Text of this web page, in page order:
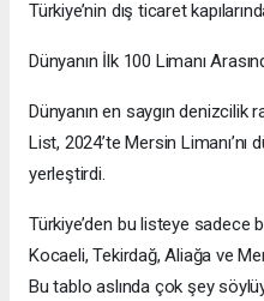
Türkiye’nin dış ticaret
Dünyanın İlk 100 Limanı
Dünyanın en saygın denizcilik
List, 2024’te Mersin Limanı’nı
yerleştirdi.
Türkiye’den bu listeye sadece
Kocaeli, Tekirdağ, Aliağa ve
Bu tablo aslında çok şey